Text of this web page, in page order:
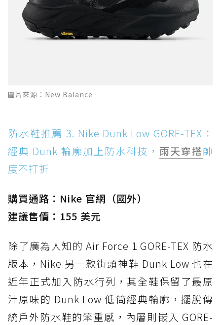
圖片來源：New Balance
防水鞋推薦 3. Nike Dunk Low GORE-TEX：
經典 Dunk 輪廓加上防水科技， 雨天穿搭帥
度不打折
購買通路：Nike 官網（國外）
建議售價：155 美元
除了廣為人知的 Air Force 1 GORE-TEX 防水
版本，Nike 另一款街頭神鞋 Dunk Low 也在
近年正式加入防水行列，其全鞋保留了最原
汁原味的 Dunk Low 低筒經典輪廓，擺脫傳
統戶外防水鞋的笨重感，內層則嵌入 GORE-